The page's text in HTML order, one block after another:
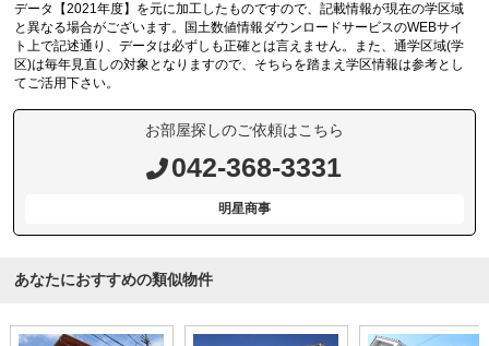
データ【2021年度】を元に加工したものですので、記載情報が現在の学区域
と異なる場合がございます。国土数値情報ダウンロードサービスのWEBサイ
ト上で記述通り、データは必ずしも正確とは言えません。また、通学区域(学
区)は毎年見直しの対象となりますので、そちらを踏まえ学区情報は参考とし
てご活用下さい。
お部屋探しのご依頼はこちら
042-368-3331
明星商事
あなたにおすすめの類似物件